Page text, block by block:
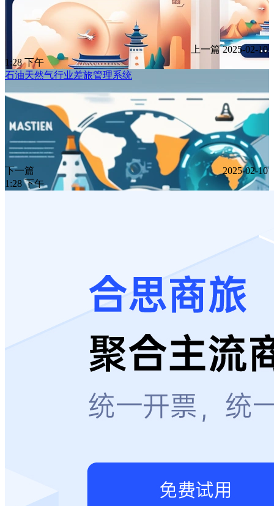
上一篇 2025-02-10
1:28 下午
石油天然气行业差旅管理系统
下一篇
2025-02-10
1:28 下午